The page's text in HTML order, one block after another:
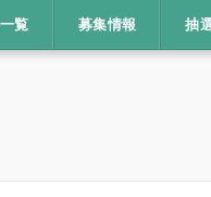
覧 募集情報 抽